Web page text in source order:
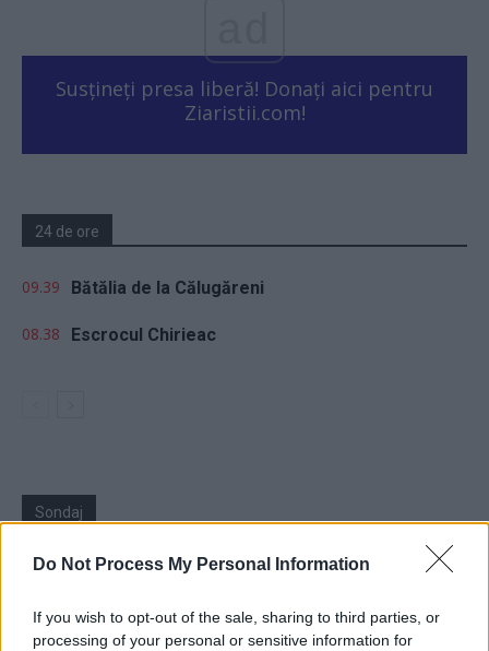
Do Not Process My Personal Information
If you wish to opt-out of the sale, sharing to third parties, or
processing of your personal or sensitive information for
Susțineți presa liberă! Donați aici pentru
Ziaristii.com!
24 de ore
09.39 Bătălia de la Călugăreni
08.38 Escrocul Chirieac
Sondaj
Ce partid ați vota dacă alegerile parlamentare ar avea
loc duminica viitoare?
USR